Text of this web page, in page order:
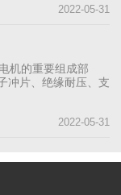
2022-05-31
机的重要组成部
冲片、绝缘耐压、支
2022-05-31